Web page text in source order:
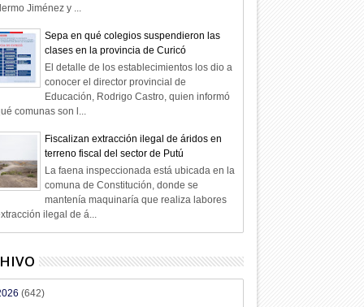
Jiménez y ...
Sepa en qué colegios suspendieron las
clases en la provincia de Curicó
El detalle de los establecimientos los dio a
conocer el director provincial de
Educación, Rodrigo Castro, quien informó
comunas son l...
Fiscalizan extracción ilegal de áridos en
terreno fiscal del sector de Putú
La faena inspeccionada está ubicada en la
comuna de Constitución, donde se
mantenía maquinaría que realiza labores
ilegal de á...
(642)